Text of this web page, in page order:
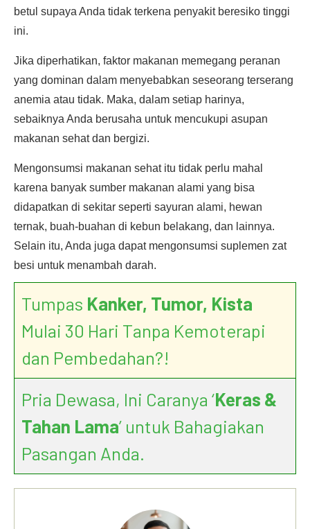
betul supaya Anda tidak terkena penyakit beresiko tinggi
ini.
Jika diperhatikan, faktor makanan memegang peranan
yang dominan dalam menyebabkan seseorang terserang
anemia atau tidak. Maka, dalam setiap harinya,
sebaiknya Anda berusaha untuk mencukupi asupan
makanan sehat dan bergizi.
Mengonsumsi makanan sehat itu tidak perlu mahal
karena banyak sumber makanan alami yang bisa
didapatkan di sekitar seperti sayuran alami, hewan
ternak, buah-buahan di kebun belakang, dan lainnya.
Selain itu, Anda juga dapat mengonsumsi suplemen zat
besi untuk menambah darah.
Tumpas Kanker, Tumor, Kista
Mulai 30 Hari Tanpa Kemoterapi
dan Pembedahan?!
Pria Dewasa, Ini Caranya ‘Keras &
Tahan Lama’ untuk Bahagiakan
Pasangan Anda.